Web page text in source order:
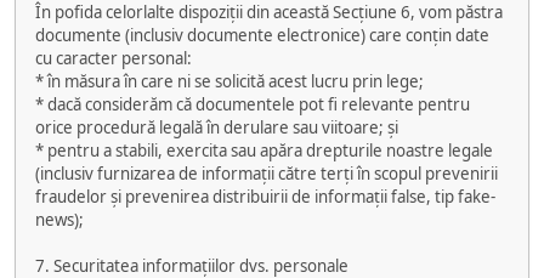
În pofida celorlalte dispoziții din această Secțiune 6, vom păstra
documente (inclusiv documente electronice) care conțin date
cu caracter personal:
* în măsura în care ni se solicită acest lucru prin lege;
* dacă considerăm că documentele pot fi relevante pentru
orice procedură legală în derulare sau viitoare; și
* pentru a stabili, exercita sau apăra drepturile noastre legale
(inclusiv furnizarea de informații către terți în scopul prevenirii
fraudelor și prevenirea distribuirii de informații false, tip fake-
news);
7. Securitatea informațiilor dvs. personale